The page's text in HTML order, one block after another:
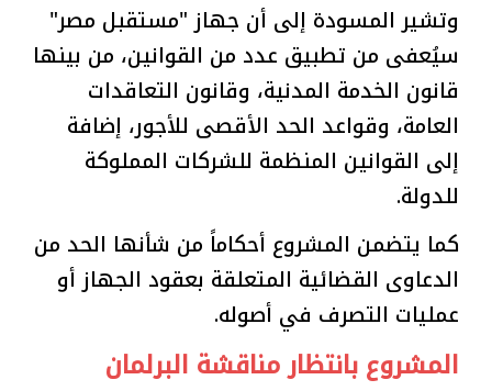
وتشير المسودة إلى أن جهاز "مستقبل مصر"
سيُعفى من تطبيق عدد من القوانين، من بينها
قانون الخدمة المدنية، وقانون التعاقدات
العامة، وقواعد الحد الأقصى للأجور، إضافة
إلى القوانين المنظمة للشركات المملوكة
للدولة.
كما يتضمن المشروع أحكاماً من شأنها الحد من
الدعاوى القضائية المتعلقة بعقود الجهاز أو
عمليات التصرف في أصوله.
المشروع بانتظار مناقشة البرلمان